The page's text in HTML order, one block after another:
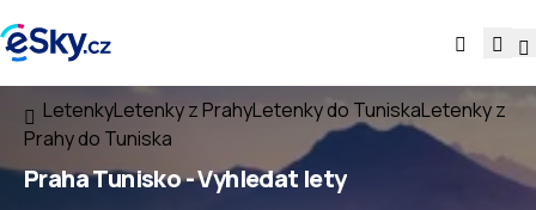
LetenkyLetenky z PrahyLetenky do TuniskaLetenky z
Prahy do Tuniska
Praha Tunisko- Vyhledat lety